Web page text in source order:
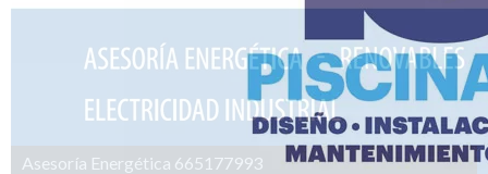
Asesoría Energética 665177993
Operador de telecomunicaciones de Navarra